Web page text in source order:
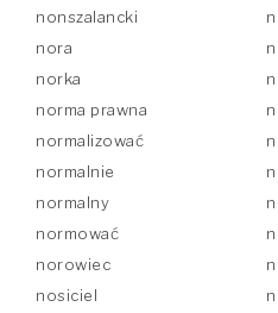
nonszalancki
nora
norka
norma prawna
normalizować
normalnie
normalny
normować
norowiec
nosiciel